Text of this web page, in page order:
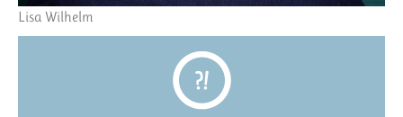
Lisa Wilhelm